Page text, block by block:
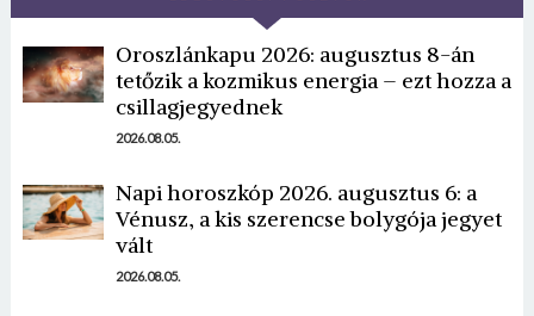
Oroszlánkapu 2026: augusztus 8-án
tetőzik a kozmikus energia – ezt hozza a
csillagjegyednek
2026.08.05.
Napi horoszkóp 2026. augusztus 6: a
Vénusz, a kis szerencse bolygója jegyet
vált
2026.08.05.
Borsonline bejelentkezés
E-mail cím vagy felhasználónév